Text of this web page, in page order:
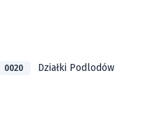
0020 Działki Podlodów